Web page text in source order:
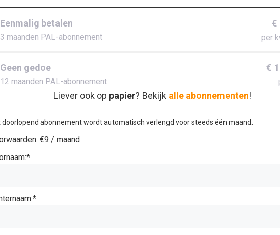
Eenmalig betalen
3 maanden PAL-abonnement
€
per
Geen gedoe
12 maanden PAL-abonnement
€
Liever ook op papier? Bekijk alle abonnementen!
doorlopend abonnement wordt automatisch verlengd voor steeds één maand.
€9 / maand